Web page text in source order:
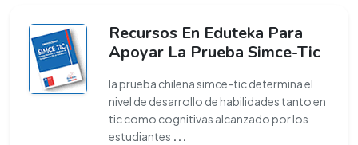
Recursos En Eduteka Para
Apoyar La Prueba Simce-Tic
la prueba chilena simce-tic determina el
nivel de desarrollo de habilidades tanto en
tic como cognitivas alcanzado por los
estudiantes ...